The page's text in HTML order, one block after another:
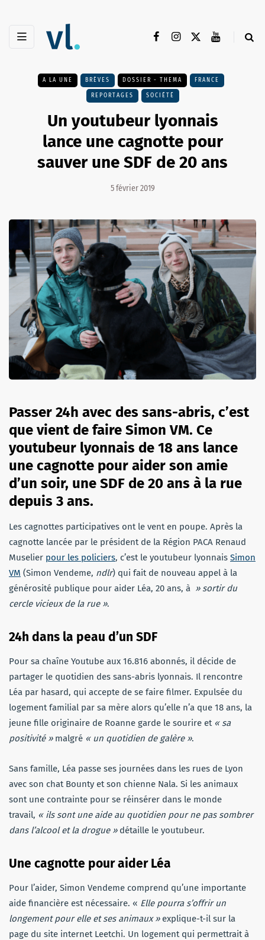
A LA UNE BRÈVES DOSSIER - THEMA FRANCE
REPORTAGES SOCIÉTÉ
Un youtubeur lyonnais
lance une cagnotte pour
sauver une SDF de 20 ans
5 février 2019
Passer 24h avec des sans-abris, c’est
que vient de faire Simon VM. Ce
youtubeur lyonnais de 18 ans lance
une cagnotte pour aider son amie
d’un soir, une SDF de 20 ans à la rue
depuis 3 ans.
Les cagnottes participatives ont le vent en poupe. Après la
cagnotte lancée par le président de la Région PACA Renaud
Muselier pour les policiers, c’est le youtubeur lyonnais Simon
VM (Simon Vendeme, ndlr) qui fait de nouveau appel à la
générosité publique pour aider Léa, 20 ans, à » sortir du
cercle vicieux de la rue ».
24h dans la peau d’un SDF
Pour sa chaîne Youtube aux 16.816 abonnés, il décide de
partager le quotidien des sans-abris lyonnais. Il rencontre
Léa par hasard, qui accepte de se faire filmer. Expulsée du
logement familial par sa mère alors qu’elle n’a que 18 ans, la
jeune fille originaire de Roanne garde le sourire et« sa
positivité »malgré « un quotidien de galère ».
Sans famille, Léa passe ses journées dans les rues de Lyon
avec son chat Bounty et son chienne Nala. Si les animaux
sont une contrainte pour se réinsérer dans le monde
travail, « ils sont une aide au quotidien pour ne pas sombrer
dans l’alcool et la drogue » détaille le youtubeur.
Une cagnotte pour aider Léa
Pour l’aider, Simon Vendeme comprend qu’une importante
aide financière est nécessaire. « Elle pourra s’offrir un
longement pour elle et ses animaux » explique-t-il sur la
page du site internet Leetchi. Un logement qui permettrait à